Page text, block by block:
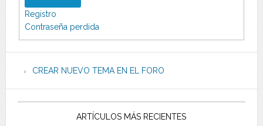
Registro
Contraseña perdida
CREAR NUEVO TEMA EN EL FORO
ARTÍCULOS MÁS RECIENTES